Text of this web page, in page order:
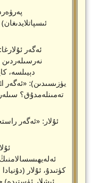
ئەگەر
نەرسىلەردىن
دېيىلسە،
يۈزىسىدىن): «ئەگەر
تەمىنلەمدۇق؟
ئۇلار: «ئەگەر
كۈتىدۇ، ئۇلار